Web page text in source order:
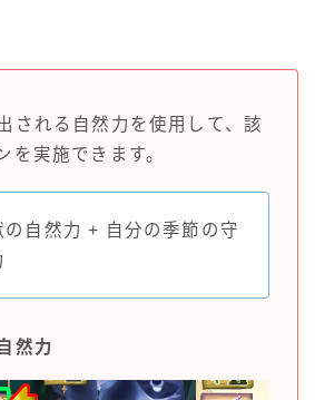
される自然力を使用して、該
を実施できます。
自然力 + 自分の季節の守
然力